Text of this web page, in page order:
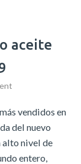
aceite
vendidos en
del nuevo
alto nivel de
entero,